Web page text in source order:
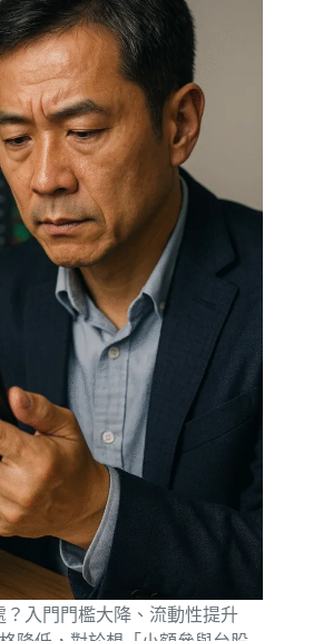
？入門門檻大降、流動性提升